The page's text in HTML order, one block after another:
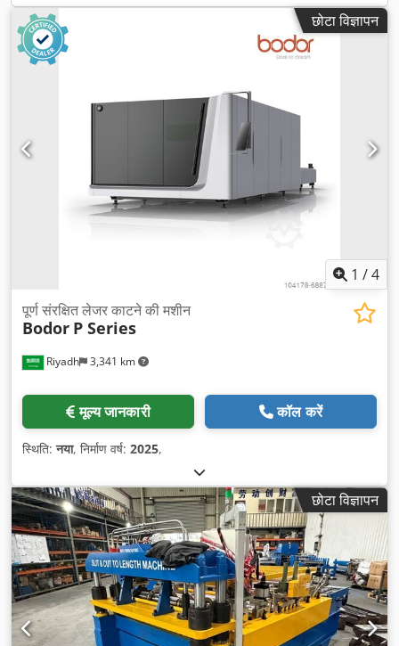
छोटा विज्ञापन
1 /4
Riyadh 3,341 km
पूर्ण संरक्षित लेजर काटने की मशीन
Bodor P Series
मूल्य जानकारी कॉल करें
स्थिति:नया, निर्माण वर्ष: 2025,
छोटा विज्ञापन